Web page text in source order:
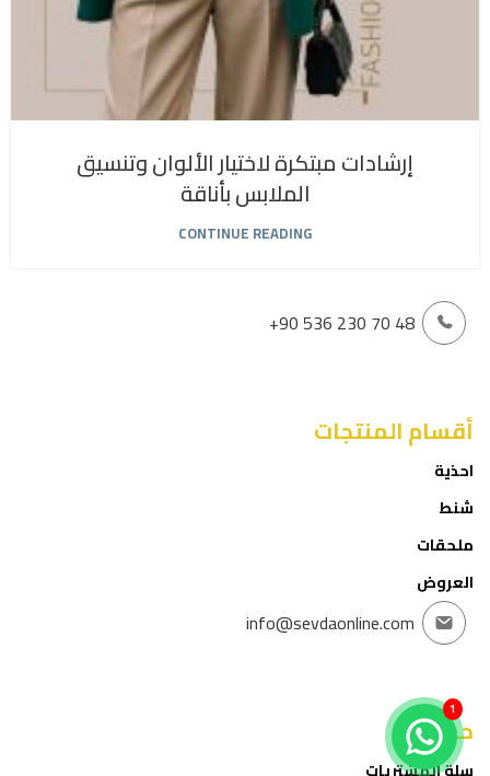
إرشادات مبتكرة لاختيار الألوان وتنسيق
الملابس بأناقة
CONTINUE READING
+90 536 230 70 48
أقسام المنتجات
احذية
شنط
ملحقات
العروض
info@sevdaonline.com
حسابي
1